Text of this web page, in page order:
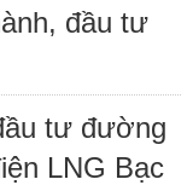
đầu tư
tư đường
LNG Bạc